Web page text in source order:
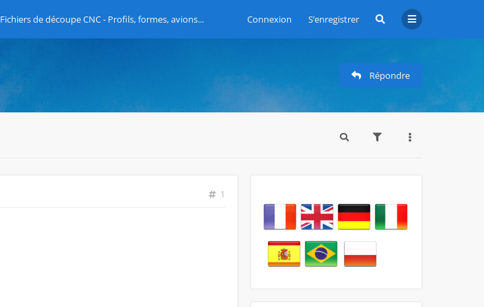
Connexion S’enregistrer
Fichiers de découpe CNC - Profils, formes, avions...
Répondre
1